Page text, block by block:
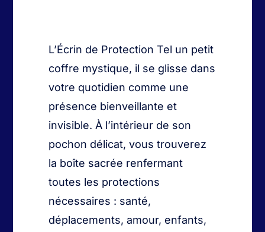
L’Écrin de Protection Tel un petit
coffre mystique, il se glisse dans
votre quotidien comme une
présence bienveillante et
invisible. À l’intérieur de son
pochon délicat, vous trouverez
la boîte sacrée renfermant
toutes les protections
nécessaires : santé,
déplacements, amour, enfants,